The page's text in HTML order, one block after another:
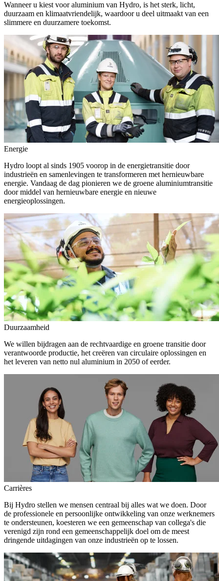
Wanneer u kiest voor aluminium van Hydro, is het sterk, licht,
duurzaam en klimaatvriendelijk, waardoor u deel uitmaakt van een
slimmere en duurzamere toekomst.
Energie
Hydro loopt al sinds 1905 voorop in de energietransitie door
industrieën en samenlevingen te transformeren met hernieuwbare
energie. Vandaag de dag pionieren we de groene aluminiumtransitie
door middel van hernieuwbare energie en nieuwe
energieoplossingen.
Duurzaamheid
We willen bijdragen aan de rechtvaardige en groene transitie door
verantwoorde productie, het creëren van circulaire oplossingen en
het leveren van netto nul aluminium in 2050 of eerder.
Carrières
Bij Hydro stellen we mensen centraal bij alles wat we doen. Door
de professionele en persoonlijke ontwikkeling van onze werknemers
te ondersteunen, koesteren we een gemeenschap van collega's die
verenigd zijn rond een gemeenschappelijk doel om de meest
dringende uitdagingen van onze industrieën op te lossen.